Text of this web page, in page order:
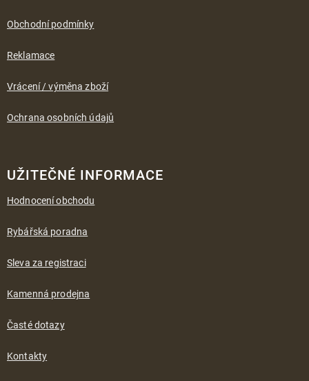
Obchodní podmínky
Reklamace
Vrácení / výměna zboží
Ochrana osobních údajů
UŽITEČNÉ INFORMACE
Hodnocení obchodu
Rybářská poradna
Sleva za registraci
Kamenná prodejna
Časté dotazy
Kontakty